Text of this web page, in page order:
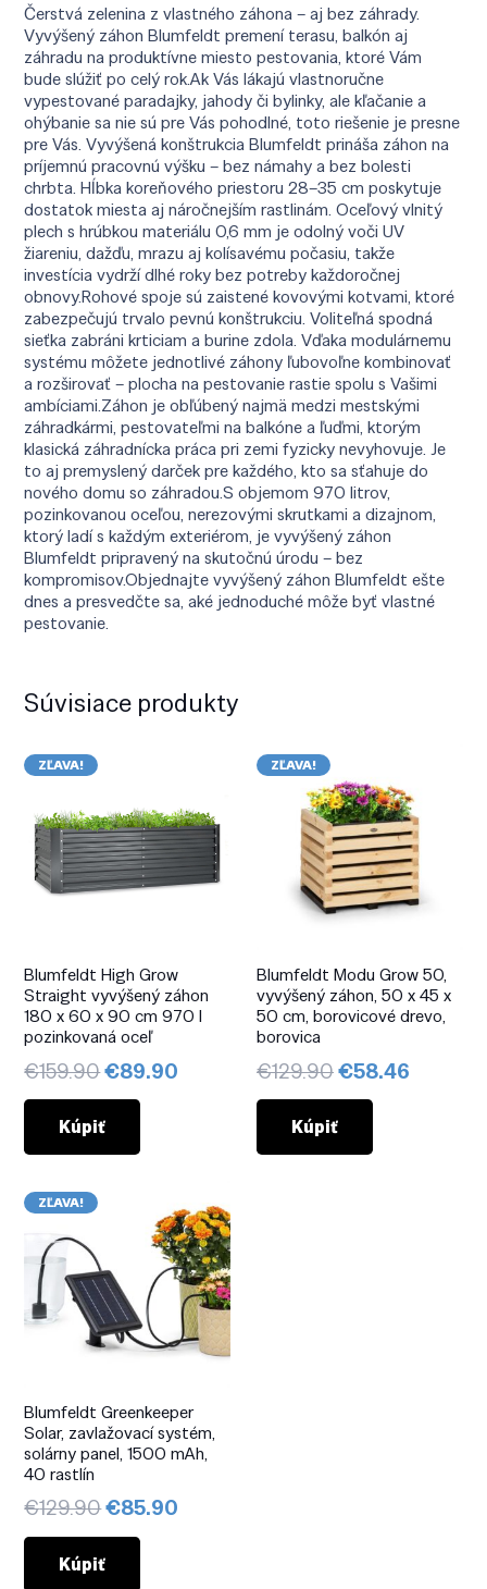
Čerstvá zelenina z vlastného záhona – aj bez záhrady.
Vyvýšený záhon Blumfeldt premení terasu, balkón aj
záhradu na produktívne miesto pestovania, ktoré Vám
bude slúžiť po celý rok.Ak Vás lákajú vlastnoručne
vypestované paradajky, jahody či bylinky, ale kľačanie a
ohýbanie sa nie sú pre Vás pohodlné, toto riešenie je presne
pre Vás. Vyvýšená konštrukcia Blumfeldt prináša záhon na
príjemnú pracovnú výšku – bez námahy a bez bolesti
chrbta. Hĺbka koreňového priestoru 28–35 cm poskytuje
dostatok miesta aj náročnejším rastlinám. Oceľový vlnitý
plech s hrúbkou materiálu 0,6 mm je odolný voči UV
žiareniu, dažďu, mrazu aj kolísavému počasiu, takže
investícia vydrží dlhé roky bez potreby každoročnej
obnovy.Rohové spoje sú zaistené kovovými kotvami, ktoré
zabezpečujú trvalo pevnú konštrukciu. Voliteľná spodná
sieťka zabráni krticiam a burine zdola. Vďaka modulárnemu
systému môžete jednotlivé záhony ľubovoľne kombinovať
a rozširovať – plocha na pestovanie rastie spolu s Vašimi
ambíciami.Záhon je obľúbený najmä medzi mestskými
záhradkármi, pestovateľmi na balkóne a ľuďmi, ktorým
klasická záhradnícka práca pri zemi fyzicky nevyhovuje. Je
to aj premyslený darček pre každého, kto sa sťahuje do
nového domu so záhradou.S objemom 970 litrov,
pozinkovanou oceľou, nerezovými skrutkami a dizajnom,
ktorý ladí s každým exteriérom, je vyvýšený záhon
Blumfeldt pripravený na skutočnú úrodu – bez
kompromisov.Objednajte vyvýšený záhon Blumfeldt ešte
dnes a presvedčte sa, aké jednoduché môže byť vlastné
pestovanie.
Súvisiace produkty
ZĽAVA!
Blumfeldt High Grow
Straight vyvýšený záhon
180 x 60 x 90 cm 970 l
pozinkovaná oceľ
€159.90Pôvodná
cena
bola:
€159.90.
€89.90 Aktuálna
€89.90.
Kúpiť
ZĽAVA!
Blumfeldt Modu Grow 50,
vyvýšený záhon, 50 x 45 x
50 cm, borovicové drevo,
borovica
€129.90Pôvodná
cena
bola:
€129.90.
€58.46
Kúpiť
ZĽAVA!
Blumfeldt Greenkeeper
Solar, zavlažovací systém,
solárny panel, 1500 mAh,
40 rastlín
€129.90Pôvodná
cena
bola:
€85.90
Kúpiť